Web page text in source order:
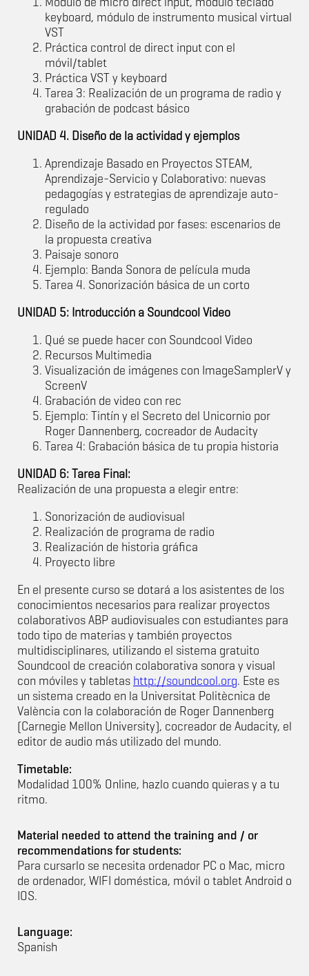
keyboard, módulo de instrumento musical virtual
VST
Práctica control de direct input con el
móvil/tablet
Práctica VST y keyboard
Tarea 3: Realización de un programa de radio y
grabación de podcast básico
UNIDAD 4. Diseño de la actividad y ejemplos
Aprendizaje Basado en Proyectos STEAM,
Aprendizaje-Servicio y Colaborativo: nuevas
pedagogías y estrategias de aprendizaje auto-
regulado
Diseño de la actividad por fases: escenarios de
la propuesta creativa
Paisaje sonoro
Ejemplo: Banda Sonora de película muda
Tarea 4. Sonorización básica de un corto
UNIDAD 5: Introducción a Soundcool Video
Qué se puede hacer con Soundcool Video
Recursos Multimedia
Visualización de imágenes con ImageSamplerV y
ScreenV
Grabación de video con rec
Ejemplo: Tintín y el Secreto del Unicornio por
Roger Dannenberg, cocreador de Audacity
Tarea 4: Grabación básica de tu propia historia
UNIDAD 6: Tarea Final:
Realización de una propuesta a elegir entre:
Sonorización de audiovisual
Realización de programa de radio
Realización de historia gráfica
Proyecto libre
En el presente curso se dotará a los asistentes de los
conocimientos necesarios para realizar proyectos
colaborativos ABP audiovisuales con estudiantes para
todo tipo de materias y también proyectos
multidisciplinares, utilizando el sistema gratuito
Soundcool de creación colaborativa sonora y visual
con móviles y tabletas http://soundcool.org. Este es
un sistema creado en la Universitat Politècnica de
València con la colaboración de Roger Dannenberg
(Carnegie Mellon University), cocreador de Audacity, el
editor de audio más utilizado del mundo.
Timetable:
Modalidad 100% Online, hazlo cuando quieras y a tu
ritmo.
Material needed to attend the training and / or
recommendations for students:
Para cursarlo se necesita ordenador PC o Mac, micro
de ordenador, WIFI doméstica, móvil o tablet Android o
IOS.
Language:
Spanish